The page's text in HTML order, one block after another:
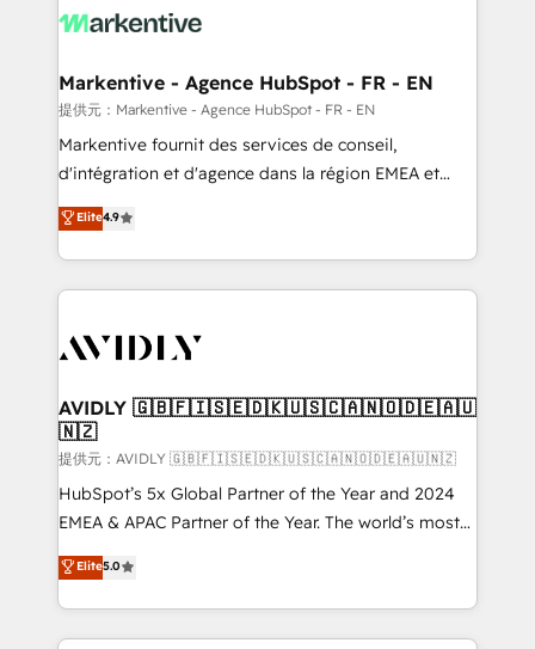
HubSpot大百科 出版 CRM・AI活用に関するご相談、現
せください。
results, fast. ⚙️CRM & RevOps: Align all Hubs to your
🎯Demand Gen & ABM: Drive pipeline with inbound,
ABM, AEO, SEO, & paid media. 👩‍💻Web Design:
Build high-performing websites with UX, messaging,
& conversion strategy that drive results. 🤖AI
AI, & maximize AEO with tailored AI services. 🧩
Integrations: Extend HubSpot with custom
Markentive - Agence HubSpot - FR - EN
提供元：Markentive - Agence HubSpot - FR - EN
Markentive fournit des services de conseil,
d'intégration et d'agence dans la région EMEA et
North America. Avec plus de 115 experts en
marketing automation, Growth, Revops, CRM et
webdesign. Markentive is both a consulting firm, a
digital agency and an integrator. With over 115
CRM and webdesign (We focus on EMEA - USA
Elite4.9
AVIDLY 🇬🇧🇫🇮🇸🇪🇩🇰🇺🇸🇨🇦🇳🇴🇩🇪🇦🇺
🇳🇿
提供元：AVIDLY 🇬🇧🇫🇮🇸🇪🇩🇰🇺🇸🇨🇦🇳🇴🇩🇪🇦🇺🇳🇿
HubSpot’s 5x Global Partner of the Year and 2024
EMEA & APAC Partner of the Year. The world’s most
experienced and fully accredited HubSpot Solutions
Partner. 🚀 With 2,750+ HubSpot projects delivered
and 370+ specialists across EMEA, APAC and NAM,
we de-risk complex CRM programmes and
Elite5.0